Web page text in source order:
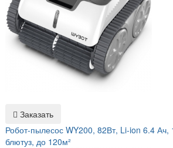
Заказать
Робот-пылесос WY200, 82Вт, Li-ion 6.4 Ач,
блютуз, до 120м²